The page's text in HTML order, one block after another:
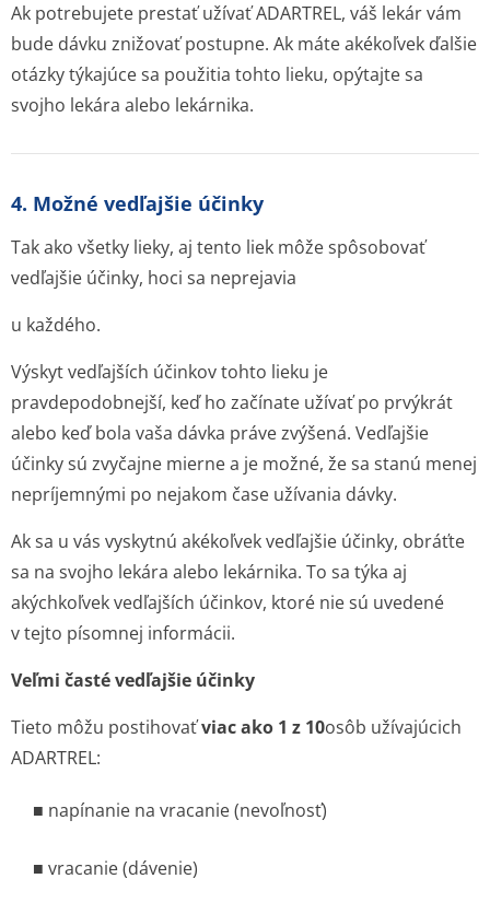
Ak potrebujete prestať užívať ADARTREL, váš lekár vám
bude dávku znižovať postupne. Ak máte akékoľvek ďalšie
otázky týkajúce sa použitia tohto lieku, opýtajte sa
svojho lekára alebo lekárnika.
4. Možné vedľajšie účinky
Tak ako všetky lieky, aj tento liek môže spôsobovať
vedľajšie účinky, hoci sa neprejavia
u každého.
Výskyt vedľajších účinkov tohto lieku je
pravdepodobnejší, keď ho začínate užívať po prvýkrát
alebo keď bola vaša dávka práve zvýšená. Vedľajšie
účinky sú zvyčajne mierne a je možné, že sa stanú menej
nepríjemnými po nejakom čase užívania dávky.
Ak sa u vás vyskytnú akékoľvek vedľajšie účinky, obráťte
sa na svojho lekára alebo lekárnika. To sa týka aj
akýchkoľvek vedľajších účinkov, ktoré nie sú uvedené
v tejto písomnej informácii.
Veľmi časté vedľajšie účinky
Tieto môžu postihovaťviac ako 1 z 10osôb užívajúcich
ADARTREL:
■ napínanie na vracanie (nevoľnosť)
■ vracanie (dávenie)